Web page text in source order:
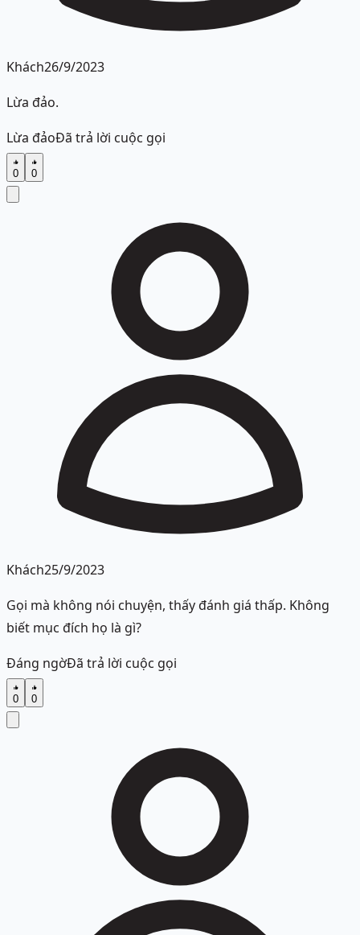
Khách26/9/2023
Lừa đảo.
Lừa đảoĐã trả lời cuộc gọi
0 0
Khách25/9/2023
Gọi mà không nói chuyện, thấy đánh giá thấp. Không
biết mục đích họ là gì?
Đáng ngờĐã trả lời cuộc gọi
0 0